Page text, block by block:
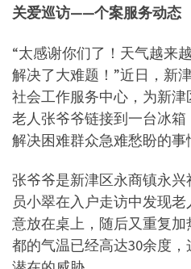
关爱巡访——个案服务动态
“太感谢你们了！天气越来
解决了大难题！”近日，新
社会工作服务中心，为新
老人张爷爷链接到一台冰箱
解决困难群众急难愁盼的事
张爷爷是新津区永商镇永
员小翠在入户走访中发现
意放在桌上，随后又重复
都的气温已经高达30余度